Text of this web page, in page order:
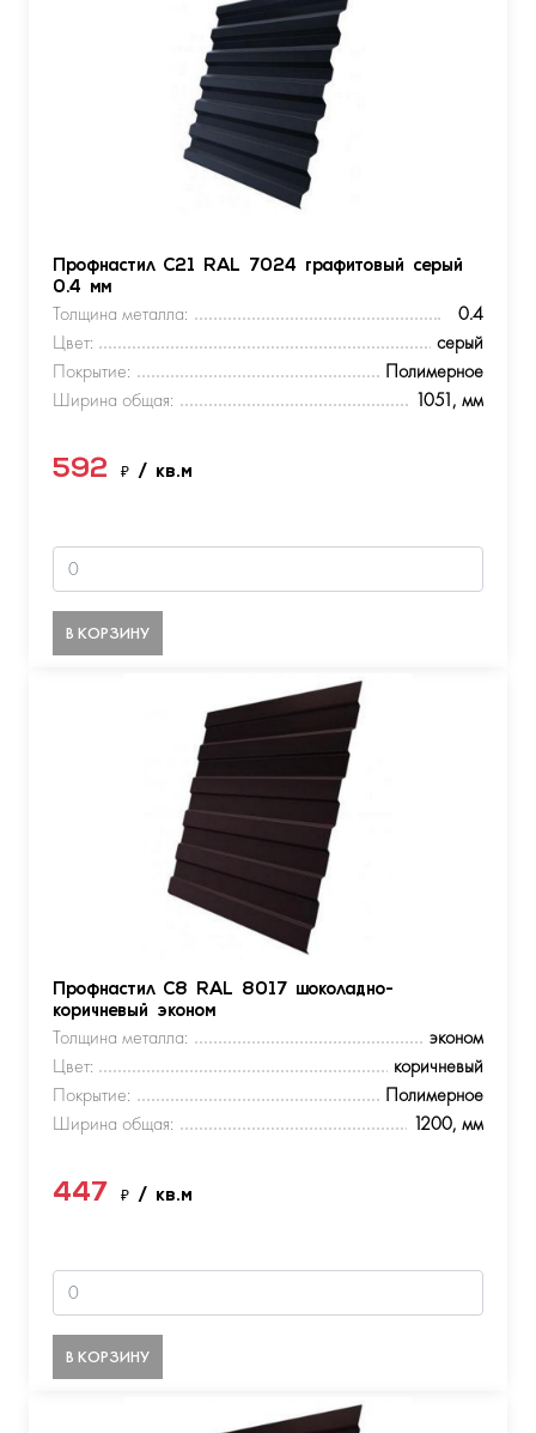
Профнастил С21 RAL 7024 графитовый серый
0.4 мм
Толщина металла:
0.4
Цвет:
серый
Покрытие:
Полимерное
Ширина общая:
1051, мм
592 ₽ / кв.м
В КОРЗИНУ
Профнастил С8 RAL 8017 шоколадно-
коричневый эконом
Толщина металла:
эконом
Цвет:
коричневый
Покрытие:
Полимерное
Ширина общая:
1200, мм
447 ₽ / кв.м
В КОРЗИНУ